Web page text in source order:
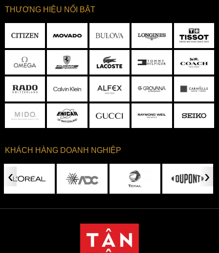
gọn trên cổ tay các quý ông
Dây đeo của Longines Record L2.820.4.96.6 thiết kế 7 liên
kết chắc chắn bằng thép không gỉ được hoàn thiện sớ mờ
bề mặt xen kẽ những đường chỉ giữa sáng bóng tạo hiệu
dành cho bộ sưu tập đặc biệt này, vừa giúp tổng thể dây đeo
chắc chắn vừa tạo cảm giác thanh lịch và trẻ trung hơn.
Cùng với kiểu dáng thanh lịch, trẻ trung mẫu đồng hồ này là
THƯƠNG HIỆU NỔI BẬT
KHÁCH HÀNG DOANH NGHIỆP
‹ ›